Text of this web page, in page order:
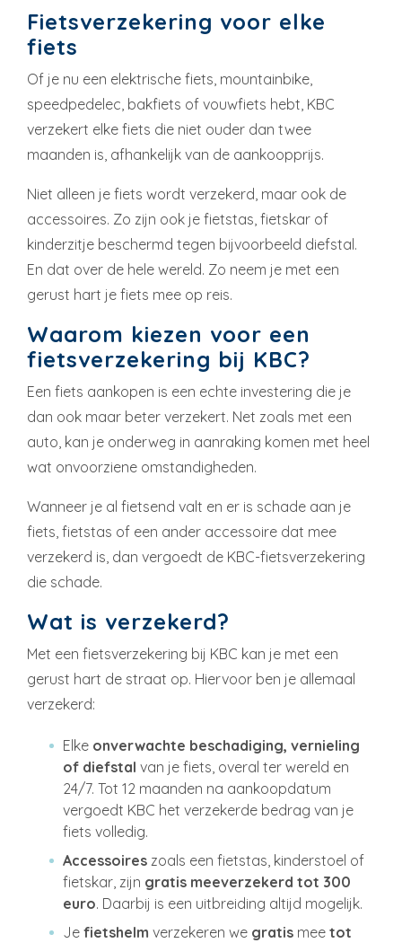
Fietsverzekering voor elke
fiets
Of je nu een elektrische fiets, mountainbike,
speedpedelec, bakfiets of vouwfiets hebt, KBC
verzekert elke fiets die niet ouder dan twee
maanden is, afhankelijk van de aankoopprijs.
Niet alleen je fiets wordt verzekerd, maar ook de
accessoires. Zo zijn ook je fietstas, fietskar of
kinderzitje beschermd tegen bijvoorbeeld diefstal.
En dat over de hele wereld. Zo neem je met een
gerust hart je fiets mee op reis.
Waarom kiezen voor een
fietsverzekering bij KBC?
Een fiets aankopen is een echte investering die je
dan ook maar beter verzekert. Net zoals met een
auto, kan je onderweg in aanraking komen met heel
wat onvoorziene omstandigheden.
Wanneer je al fietsend valt en er is schade aan je
fiets, fietstas of een ander accessoire dat mee
verzekerd is, dan vergoedt de KBC-fietsverzekering
die schade.
Wat is verzekerd?
Met een fietsverzekering bij KBC kan je met een
gerust hart de straat op. Hiervoor ben je allemaal
verzekerd:
Elke onverwachte beschadiging, vernieling
of diefstal van je fiets, overal ter wereld en
24/7. Tot 12 maanden na aankoopdatum
vergoedt KBC het verzekerde bedrag van je
fiets volledig.
Accessoires zoals een fietstas, kinderstoel of
fietskar, zijn gratis meeverzekerd tot 300
euro. Daarbij is een uitbreiding altijd mogelijk.
Je fietshelm verzekeren we gratis mee tot